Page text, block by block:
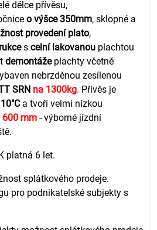
délce přívěsu,
o výšce 350mm, sklopné a
provedení plato,
scelní lakovanou plachtou
demontážeplachty včetně
nebrzděnou zesílenou
SRN na 1300kg. Přívěs je
a tvoří velmi nízkou
600 mm- výborné jízdní
platná 6 let.
splátkového prodeje.
pro podnikatelské subjekty s